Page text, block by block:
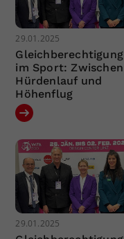
29.01.2025
Gleichberechtigung
im Sport: Zwischen
Hürdenlauf und
Höhenflug
29.01.2025